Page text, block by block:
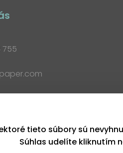
755
tieto súbory sú
Súhlas udelíte kliknutím